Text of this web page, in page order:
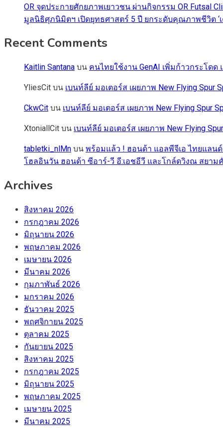
OR จุดประกายศักยภาพเยาวชน ผ่านกิจกรรม OR Futsal
มูลนิธิศุภนิมิตฯ เปิดยุทธศาสตร์ 5 ปี ยกระดับคุณภาพชีวิต
Recent Comments
Kaitlin Santana บน คนไทยใช้งาน GenAI เพิ่มก้าวกระโด
YliesCit บน เบนท์ลีย์ มอเตอร์ส เผยภาพ New Flying
CkwCit บน เบนท์ลีย์ มอเตอร์ส เผยภาพ New Flying Spur
XtoniallCit บน เบนท์ลีย์ มอเตอร์ส เผยภาพ New Flying
tabletki_nlMn บน พร้อมแล้ว ! ฮอนด้า แอลพีจีเอ ไทยแลนด์
โฮลอินวัน ฮอนด้า ซีอาร์-วี อี:เอชอีวี และโกล์ดวิงณ สยา
Archives
สิงหาคม 2026
กรกฎาคม 2026
มิถุนายน 2026
พฤษภาคม 2026
เมษายน 2026
มีนาคม 2026
กุมภาพันธ์ 2026
มกราคม 2026
ธันวาคม 2025
พฤศจิกายน 2025
ตุลาคม 2025
กันยายน 2025
สิงหาคม 2025
กรกฎาคม 2025
มิถุนายน 2025
พฤษภาคม 2025
เมษายน 2025
มีนาคม 2025